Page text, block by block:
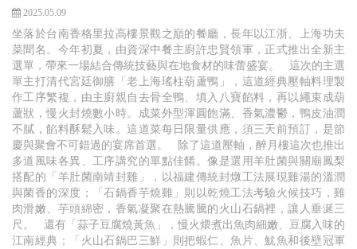
2025.05.09
坐落於台南香格里拉高樓景觀之巔的餐廳，長年以江浙、上海功夫
菜聞名。今年初夏，由資深中餐主廚許忠賢領軍，正式推出全新主
選單，帶來一場結合傳統技藝與在地食材的味蕾盛宴。 這次的主選
單主打清代宮廷御膳「老上海瑤柱葫蘆鴨」，這道經典壓軸料理製
作工序繁複，由主廚親自去骨全鴨、填入八寶餡料，再以繩束成葫
蘆狀，慢火封燒數小時。成菜外型渾圓飽滿、香氣濃鬱，鴨皮油潤
不膩，餡料酥鬆入味。這道菜每日限量供應，須三天前預訂，是節
慶與聚會不可錯過的宴席首選。 除了這道壓軸，醉月樓這次也推出
多道風味各異、工序講究的單點佳餚。像是選用羊肚菌與關廟鳳梨
搭配的「羊肚菌南靖封雞」，以福建傳統封燉工法展現雞湯的溫潤
與菌香的深度；「石鍋香芋燒雞」則以乾燒工法考驗火候技巧，雞
肉滑嫩、芋頭綿密，香氣凝聚在熱騰騰的火山石鍋裡，讓人垂涎三
尺。 還有「蒜子豆腐燒黃魚」，慢火煨煮出魚肉細嫩、豆腐入味的
江南經典；「火山石鍋巴三鮮」則把蝦仁、魚片、魷魚和後壁冠軍